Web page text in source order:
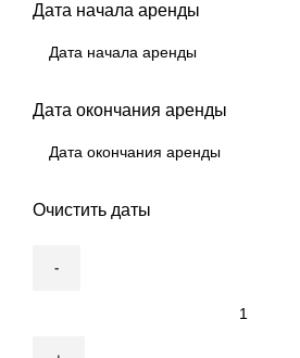
Дата начала аренды
Дата окончания аренды
Очистить даты